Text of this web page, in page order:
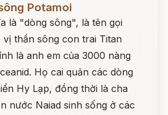
Potamoi
là "dòng sông", là tên gọi
thần sông con trai Titan
là anh em của 3000 nàng
Họ cai quản các dòng
Hy Lạp, đồng thời là cha
nước Naiad sinh sống ở các